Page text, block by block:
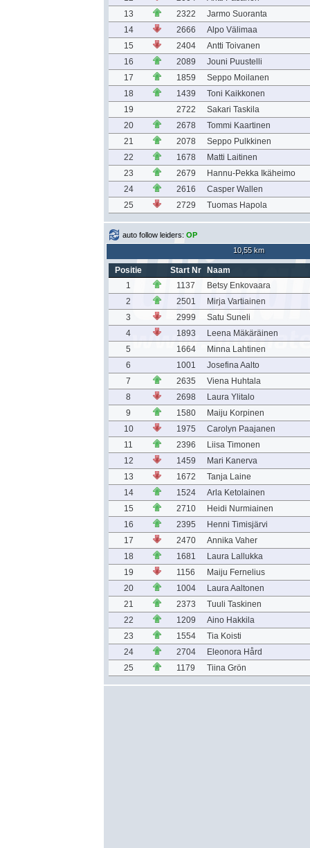
13
2322
Jarmo Suoranta
14
2666
Alpo Välimaa
15
2404
Antti Toivanen
16
2089
Jouni Puustelli
17
1859
Seppo Moilanen
18
1439
Toni Kaikkonen
19
2722
Sakari Taskila
20
2678
Tommi Kaartinen
21
2078
Seppo Pulkkinen
22
1678
Matti Laitinen
23
2679
Hannu-Pekka Ikäheimo
24
2616
Casper Wallen
25
2729 Tuomas Hapola
auto follow leiders: OP
10,55 km
Positie Start Nr
Naam
1
1137
Betsy Enkovaara
2
2501
Mirja Vartiainen
3
2999
Satu Suneli
4
1893
Leena Mäkäräinen
5
1664
Minna Lahtinen
6
1001
Josefina Aalto
7
2635
Viena Huhtala
8
2698
Laura Ylitalo
9
1580
Maiju Korpinen
10
1975
Carolyn Paajanen
11
2396
Liisa Timonen
12
1459
Mari Kanerva
13
1672
Tanja Laine
14
1524
Arla Ketolainen
15
2710
Heidi Nurmiainen
16
2395
Henni Timisjärvi
17
2470
Annika Vaher
18
1681
Laura Lallukka
19
1156
Maiju Fernelius
20
1004
Laura Aaltonen
21
2373
Tuuli Taskinen
22
1209
Aino Hakkila
23
1554
Tia Koisti
24
2704
Eleonora Hård
25
1179 Tiina Grön